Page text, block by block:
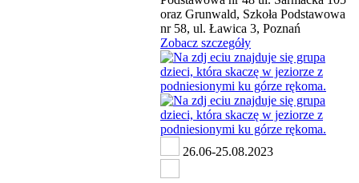
oraz Grunwald, Szkoła Podstawowa
nr 58, ul. Ławica 3, Poznań
Zobacz szczegóły
26.06-25.08.2023